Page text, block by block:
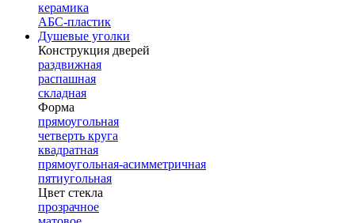
керамика
АБС-пластик
Душевые уголки
Конструкция дверей
раздвижная
распашная
складная
Форма
прямоугольная
четверть круга
квадратная
прямоугольная-асимметричная
пятиугольная
Цвет стекла
прозрачное